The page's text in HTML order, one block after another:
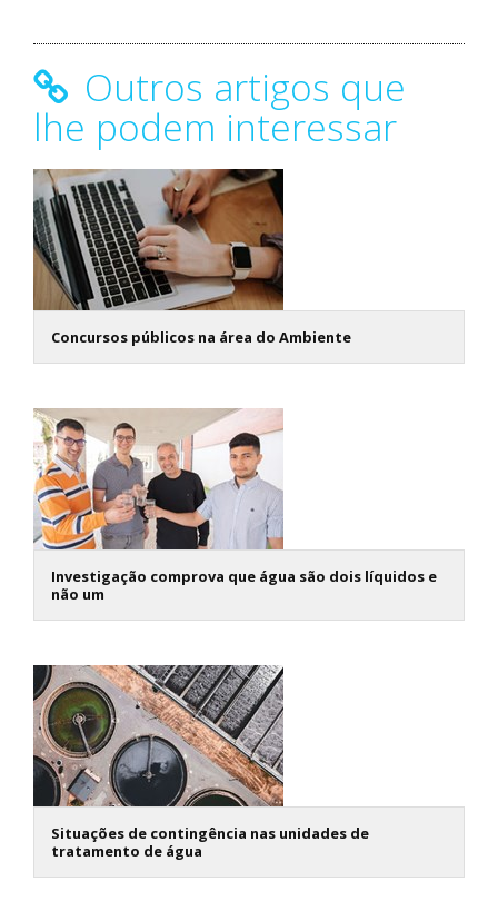
Outros artigos que
lhe podem interessar
Concursos públicos na área do Ambiente
Investigação comprova que água são dois líquidos e
não um
Situações de contingência nas unidades de
tratamento de água